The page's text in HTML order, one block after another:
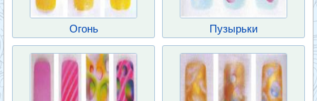
Огонь Пузырьки